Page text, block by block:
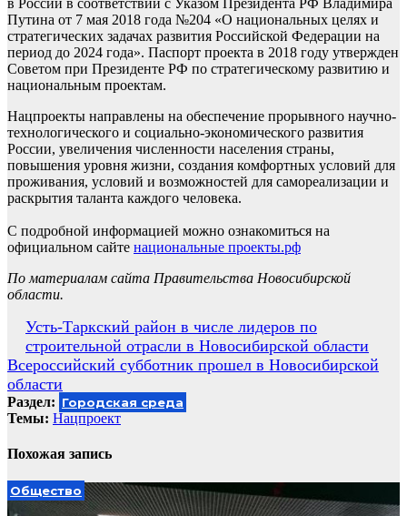
в России в соответствии с Указом Президента РФ Владимира
Путина от 7 мая 2018 года №204 «О национальных целях и
стратегических задачах развития Российской Федерации на
период до 2024 года». Паспорт проекта в 2018 году утвержден
Советом при Президенте РФ по стратегическому развитию и
национальным проектам.
Нацпроекты направлены на обеспечение прорывного научно-
технологического и социально-экономического развития
России, увеличения численности населения страны,
повышения уровня жизни, создания комфортных условий для
проживания, условий и возможностей для самореализации и
раскрытия таланта каждого человека.
С подробной информацией можно ознакомиться на
официальном сайте национальные проекты.рф
По материалам сайта Правительства Новосибирской
области.
Навигация
по
записям
Усть-Таркский район в числе лидеров по
строительной отрасли в Новосибирской области
Всероссийский субботник прошел в Новосибирской
области
Раздел: Городская среда
Темы: Нацпроект
Похожая запись
Общество